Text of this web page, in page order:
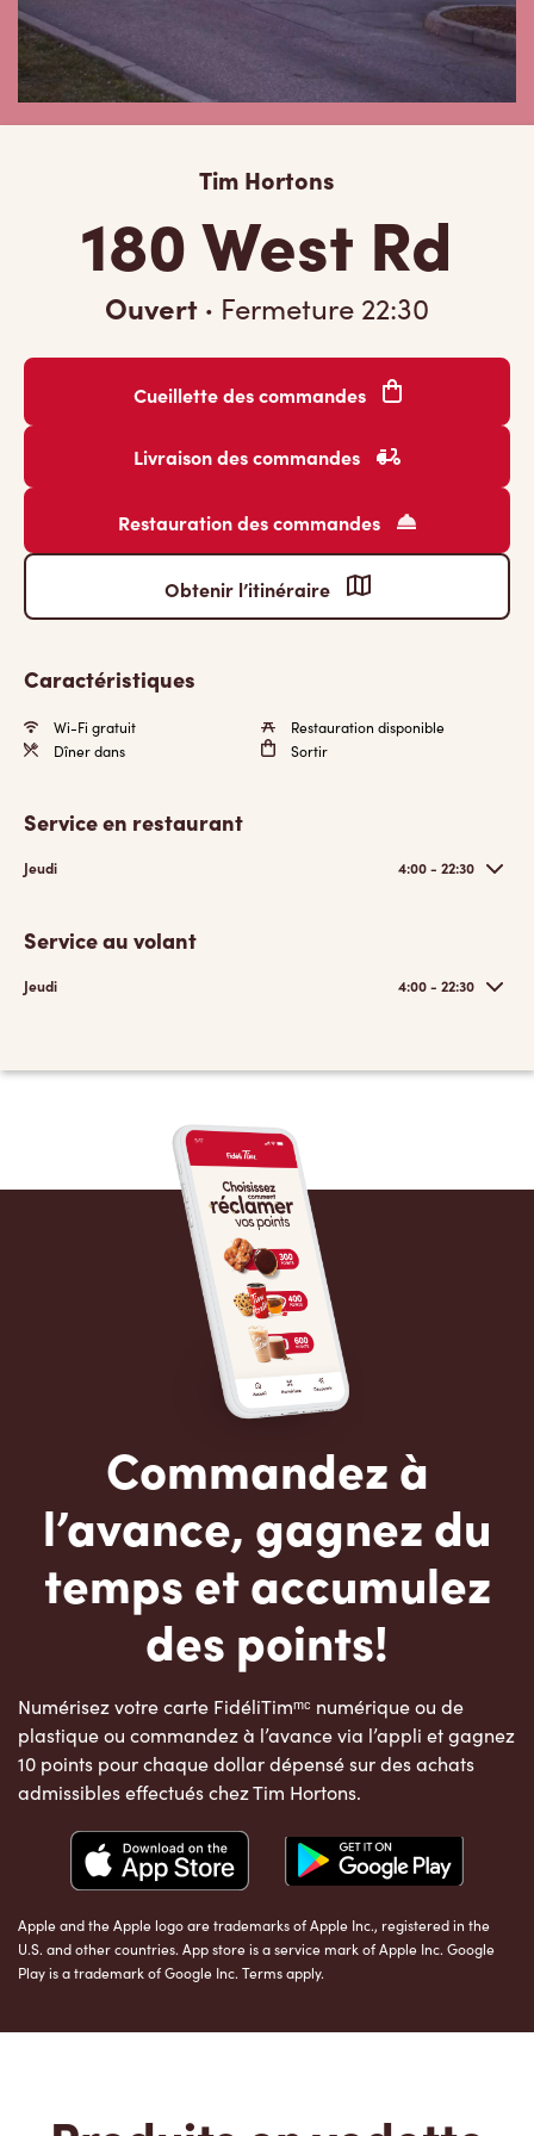
Tim Hortons
180 West Rd
Ouvert · Fermeture 22:30
Cueillette des commandes
Livraison des commandes
Restauration des commandes
Obtenir l’itinéraire
Caractéristiques
Wi-Fi gratuit
Restauration disponible
Dîner dans
Sortir
Service en restaurant
Jeudi 4:00 - 22:30
Service au volant
Jeudi 4:00 - 22:30
Commandez à
l’avance, gagnez du
temps et accumulez
des points!
Numérisez votre carte FidéliTimᵐᶜ numérique ou de
plastique ou commandez à l’avance via l’appli et gagnez
10 points pour chaque dollar dépensé sur des achats
admissibles effectués chez Tim Hortons.
Apple and the Apple logo are trademarks of Apple Inc., registered in the
U.S. and other countries. App store is a service mark of Apple Inc. Google
Play is a trademark of Google Inc. Terms apply.